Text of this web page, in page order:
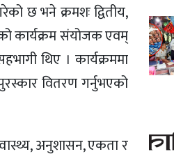
छ भने क्रमशः द्वितीय,
कार्यक्रम संयोजक एवम्
थिए । कार्यक्रममा
वितरण गर्नुभएको
अनुशासन, एकता र